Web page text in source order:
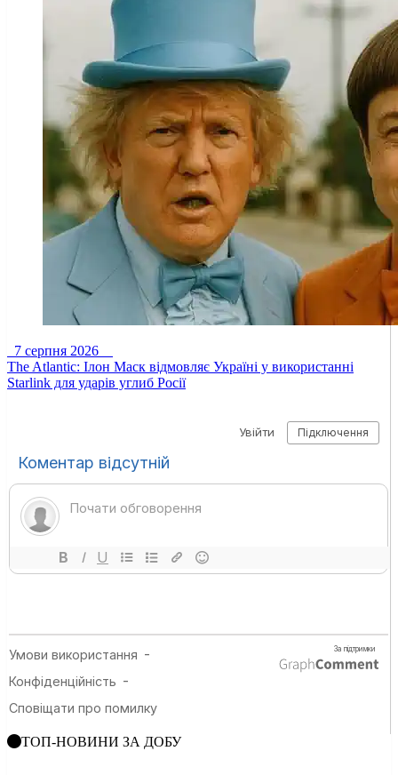
7 серпня 2026
The Atlantic: Ілон Маск відмовляє Україні у використанні
Starlink для ударів углиб Росії
ТОП-НОВИНИ ЗА ДОБУ